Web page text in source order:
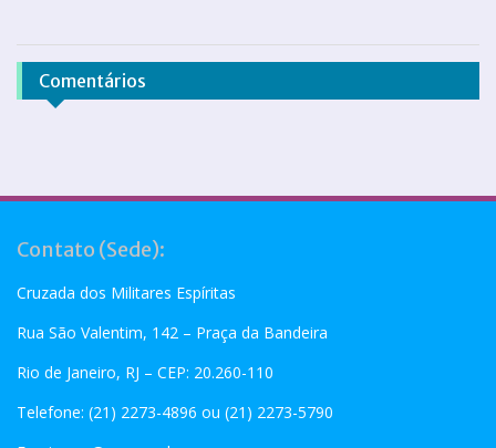
Comentários
Contato (Sede):
Cruzada dos Militares Espíritas
Rua São Valentim, 142 – Praça da Bandeira
Rio de Janeiro, RJ – CEP: 20.260-110
Telefone: (21) 2273-4896 ou (21) 2273-5790